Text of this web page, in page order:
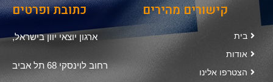
קישורים מהירים
בית
אודות
הצטרפו אלינו
כתובת ופרטים
ארגון יוצאי יוון בישראל,
רחוב לוינסקי 68 תל אביב